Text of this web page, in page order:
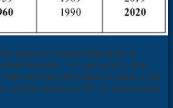
решено корректировать в
- это делалось для
всегда наступали в один и тот
случае границы бы со временем